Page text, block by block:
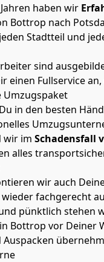
haben wir
Bottrop nach
Stadtteil und
sind
einen Fullservice an,
in den besten
wir im Schadensfall
alles
wir auch
wieder fachgerecht
pünktlich stehen
Bottrop vor Deiner
Auspacken